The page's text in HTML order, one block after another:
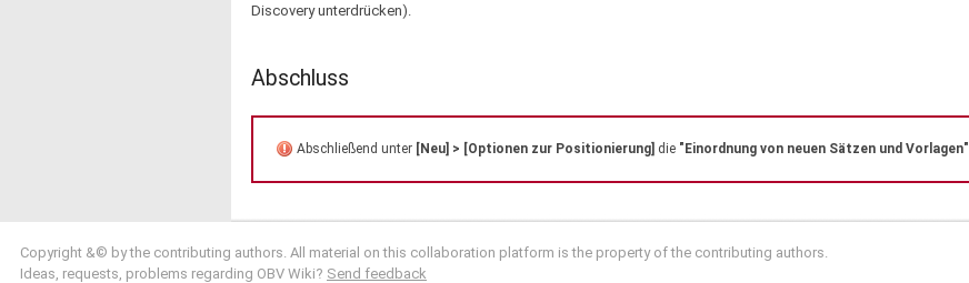
Discovery unterdrücken).
Abschluss
Abschließend unter [Neu] > [Optionen zur Positionierung] die "Einordnung von neuen Sätzen und Vorlagen"
Copyright &© by the contributing authors. All material on this collaboration platform is the property of the contributing authors.
Ideas, requests, problems regarding OBV Wiki? Send feedback